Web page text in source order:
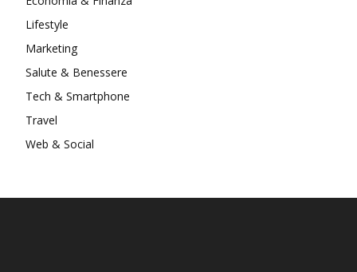
Lifestyle
Marketing
Salute & Benessere
Tech & Smartphone
Travel
Web & Social